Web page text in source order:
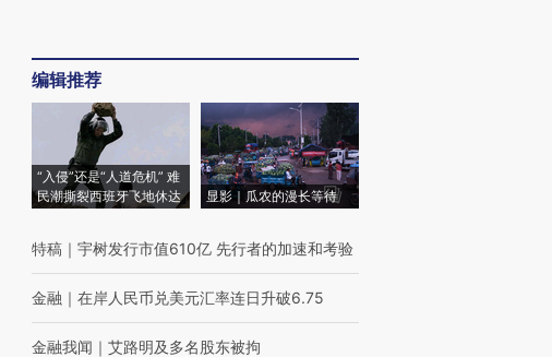
编辑推荐
“入侵”还是“人道危机” 难
民潮撕裂西班牙飞地休达
显影｜瓜农的漫长等待
特稿 ｜ 宇树发行市值610亿 先行者的加速和考验
金融 ｜ 在岸人民币兑美元汇率连日升破6.75
金融我闻 ｜ 艾路明及多名股东被拘